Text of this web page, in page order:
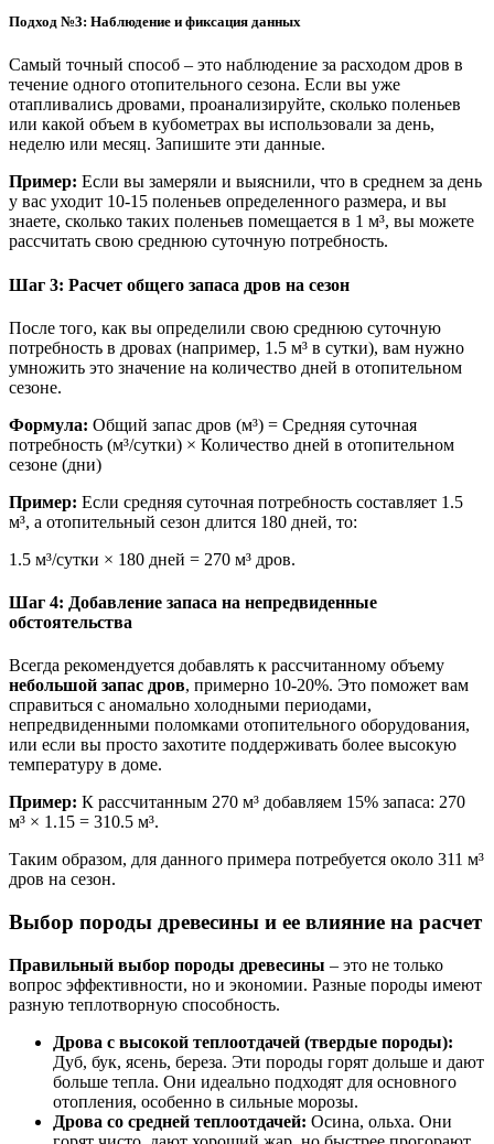
Подход №3: Наблюдение и фиксация данных
Самый точный способ – это наблюдение за расходом дров в
течение одного отопительного сезона. Если вы уже
отапливались дровами, проанализируйте, сколько поленьев
или какой объем в кубометрах вы использовали за день,
неделю или месяц. Запишите эти данные.
Пример: Если вы замеряли и выяснили, что в среднем за день
у вас уходит 10-15 поленьев определенного размера, и вы
знаете, сколько таких поленьев помещается в 1 м³, вы можете
рассчитать свою среднюю суточную потребность.
Шаг 3: Расчет общего запаса дров на сезон
После того, как вы определили свою среднюю суточную
потребность в дровах (например, 1.5 м³ в сутки), вам нужно
умножить это значение на количество дней в отопительном
сезоне.
Формула: Общий запас дров (м³) = Средняя суточная
потребность (м³/сутки) × Количество дней в отопительном
сезоне (дни)
Пример: Если средняя суточная потребность составляет 1.5
м³, а отопительный сезон длится 180 дней, то:
1.5 м³/сутки × 180 дней = 270 м³ дров.
Шаг 4: Добавление запаса на непредвиденные
обстоятельства
Всегда рекомендуется добавлять к рассчитанному объему
небольшой запас дров, примерно 10-20%. Это поможет вам
справиться с аномально холодными периодами,
непредвиденными поломками отопительного оборудования,
или если вы просто захотите поддерживать более высокую
температуру в доме.
Пример: К рассчитанным 270 м³ добавляем 15% запаса: 270
м³ × 1.15 = 310.5 м³.
Таким образом, для данного примера потребуется около 311 м³
дров на сезон.
Выбор породы древесины и ее влияние на расчет
Правильный выбор породы древесины – это не только
вопрос эффективности, но и экономии. Разные породы имеют
разную теплотворную способность.
Дрова с высокой теплоотдачей (твердые породы):
Дуб, бук, ясень, береза. Эти породы горят дольше и дают
больше тепла. Они идеально подходят для основного
отопления, особенно в сильные морозы.
Дрова со средней теплоотдачей: Осина, ольха. Они